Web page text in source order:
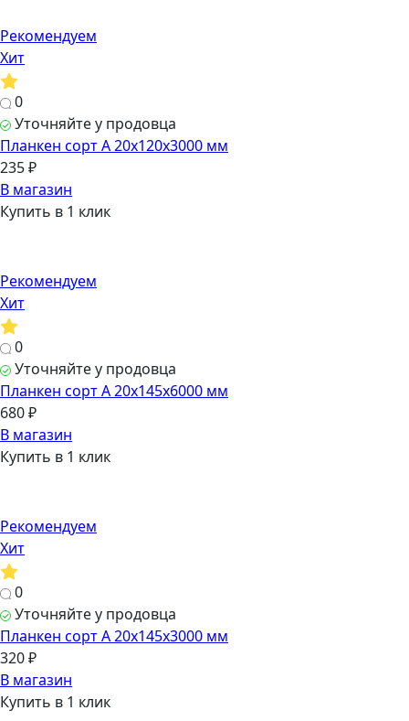
Рекомендуем
Хит
0
Уточняйте у продовца
Планкен сорт А 20х120х3000 мм
235 ₽
В магазин
Купить в 1 клик
Рекомендуем
Хит
0
Уточняйте у продовца
Планкен сорт А 20х145х6000 мм
680 ₽
В магазин
Купить в 1 клик
Рекомендуем
Хит
0
Уточняйте у продовца
Планкен сорт А 20х145х3000 мм
320 ₽
В магазин
Купить в 1 клик